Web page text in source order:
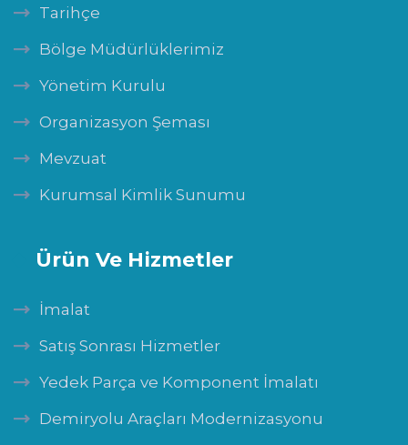
Tarihçe
Bölge Müdürlüklerimiz
Yönetim Kurulu
Organizasyon Şeması
Mevzuat
Kurumsal Kimlik Sunumu
Ürün Ve Hizmetler
İmalat
Satış Sonrası Hizmetler
Yedek Parça ve Komponent İmalatı
Demiryolu Araçları Modernizasyonu